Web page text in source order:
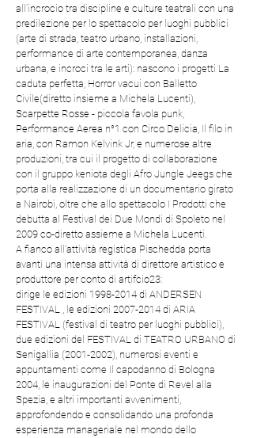
all’incrocio tra discipline e culture teatrali con una
predilezione per lo spettacolo per luoghi pubblici
(arte di strada, teatro urbano, installazioni,
performance di arte contemporanea, danza
urbana, e incroci tra le arti): nascono i progetti La
caduta perfetta, Horror vacui con Balletto
Civile(diretto insieme a Michela Lucenti),
Scarpette Rosse - piccola favola punk,
Performance Aerea n°1 con Circo Delicia, Il filo in
aria, con Ramon Kelvink Jr, e numerose altre
produzioni, tra cui il progetto di collaborazione
con il gruppo keniota degli Afro Jungle Jeegs che
porta alla realizzazione di un documentario girato
a Nairobi, oltre che allo spettacolo I Prodotti che
debutta al Festival dei Due Mondi di Spoleto nel
2009 co-diretto assieme a Michela Lucenti.
A fianco all'attività registica Pischedda porta
avanti una intensa attività di direttore artistico e
produttore per conto di artifcio23:
dirige le edizioni 1998-2014 di ANDERSEN
FESTIVAL , le edizioni 2007-2014 di ARIA
FESTIVAL (festival di teatro per luoghi pubblici),
due edizioni del FESTIVAL di TEATRO URBANO di
Senigallia (2001-2002), numerosi eventi e
appuntamenti come Il capodanno di Bologna
2004, le inaugurazioni del Ponte di Revel alla
Spezia, e altri importanti avvenimenti,
approfondendo e consolidando una profonda
esperienza manageriale nel mondo dello